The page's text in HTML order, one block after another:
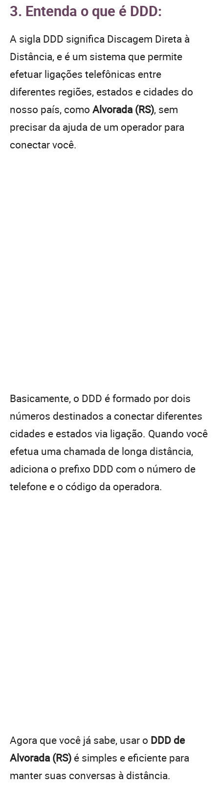
3. Entenda o que é DDD:
A sigla DDD significa Discagem Direta à
Distância, e é um sistema que permite
efetuar ligações telefônicas entre
diferentes regiões, estados e cidades do
nosso país, como Alvorada (RS), sem
precisar da ajuda de um operador para
conectar você.
Basicamente, o DDD é formado por dois
números destinados a conectar diferentes
cidades e estados via ligação. Quando você
efetua uma chamada de longa distância,
adiciona o prefixo DDD com o número de
telefone e o código da operadora.
Agora que você já sabe, usar o DDD de
Alvorada (RS) é simples e eficiente para
manter suas conversas à distância.